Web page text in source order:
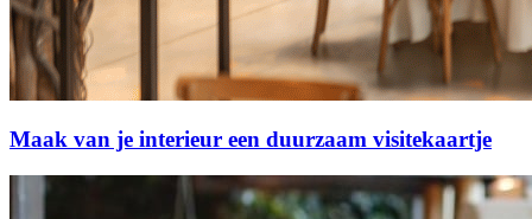
Maak van je interieur een duurzaam visitekaartje